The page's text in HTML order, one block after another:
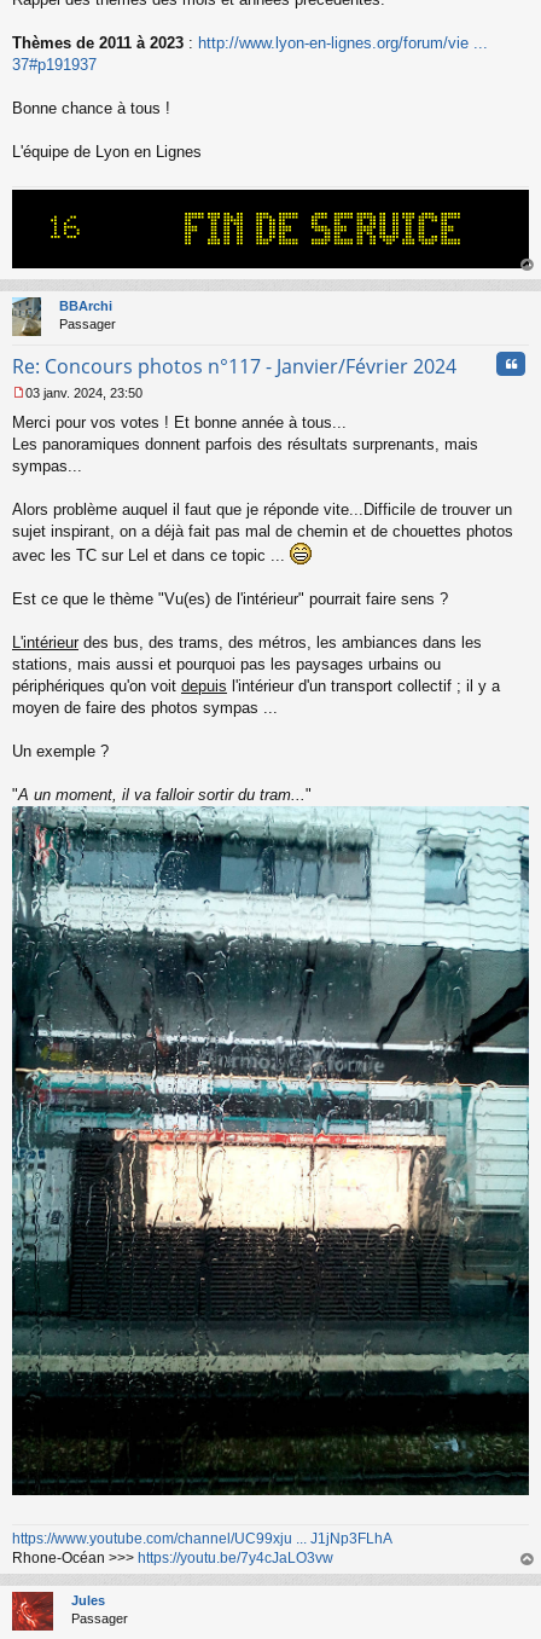
Thèmes de 2011 à 2023 : http://www.lyon-en-lignes.org/forum/vie ...
37#p191937
Bonne chance à tous !
L'équipe de Lyon en Lignes
au
BBArchi
Passager
Re: Concours photos n°117 - Janvier/Février 2024
e
s
s
e
n
o
u
03 janv. 2024, 23:50
Merci pour vos votes ! Et bonne année à tous...
Les panoramiques donnent parfois des résultats surprenants, mais
sympas...
Alors problème auquel il faut que je réponde vite...Difficile de trouver un
sujet inspirant, on a déjà fait pas mal de chemin et de chouettes photos
avec les TC sur Lel et dans ce topic ...
Est ce que le thème "Vu(es) de l'intérieur" pourrait faire sens ?
L'intérieur des bus, des trams, des métros, les ambiances dans les
stations, mais aussi et pourquoi pas les paysages urbains ou
périphériques qu'on voit depuis l'intérieur d'un transport collectif ; il y a
moyen de faire des photos sympas ...
Un exemple ?
"A un moment, il va falloir sortir du tram... "
https://www.youtube.com/channel/UC99xju ... J1jNp3FLhA
Rhone-Océan >>> https://youtu.be/7y4cJaLO3vw
au
Jules
Passager